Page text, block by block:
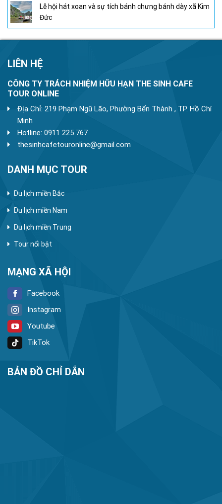
Lễ hội hát xoan và sự tích bánh chưng bánh dày xã Kim
Đức
LIÊN HỆ
CÔNG TY TRÁCH NHIỆM HỮU HẠN THE SINH CAFE
TOUR ONLINE
Địa Chỉ: 219 Phạm Ngũ Lão, Phường Bến Thành , TP. Hồ Chí
Minh
Hotline: 0911 225 767
thesinhcafetouronline@gmail.com
DANH MỤC TOUR
Du lịch miền Bắc
Du lịch miền Nam
Du lịch miền Trung
Tour nổi bật
MẠNG XÃ HỘI
Facebook
Instagram
Youtube
TikTok
BẢN ĐỒ CHỈ DẪN